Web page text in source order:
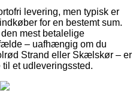
levering, men typisk er
for en bestemt sum.
mest betalelige
– uafhængig om du
Strand eller Skælskør – er
et udleveringssted.